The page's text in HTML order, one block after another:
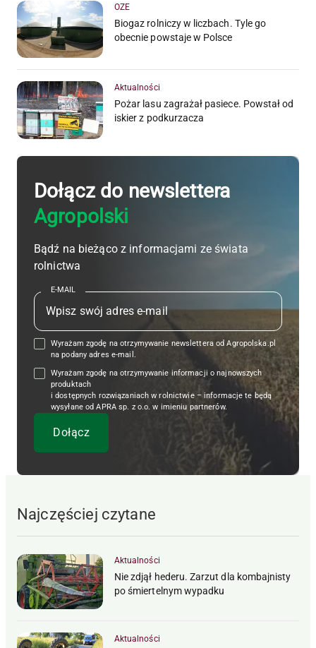
OZE
Biogaz rolniczy w liczbach. Tyle go
obecnie powstaje w Polsce
Aktualności
Pożar lasu zagrażał pasiece. Powstał od
iskier z podkurzacza
Dołącz do newslettera
Agropolski
Bądź na bieżąco z informacjami ze świata
rolnictwa
E-MAIL
Wyrażam zgodę na otrzymywanie newslettera od Agropolska.pl
na podany adres e-mail.
Wyrażam zgodę na otrzymywanie informacji o najnowszych
produktach
i dostępnych rozwiązaniach w rolnictwie – informacje te będą
wysyłane od APRA sp. z o.o. w imieniu partnerów.
Najczęściej czytane
Aktualności
Nie zdjął hederu. Zarzut dla kombajnisty
po śmiertelnym wypadku
Aktualności